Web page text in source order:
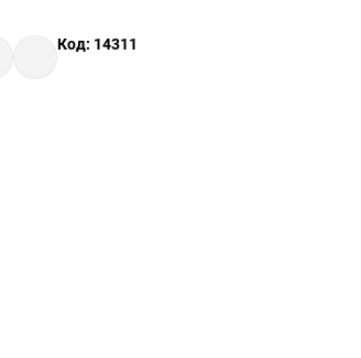
Код: 14311